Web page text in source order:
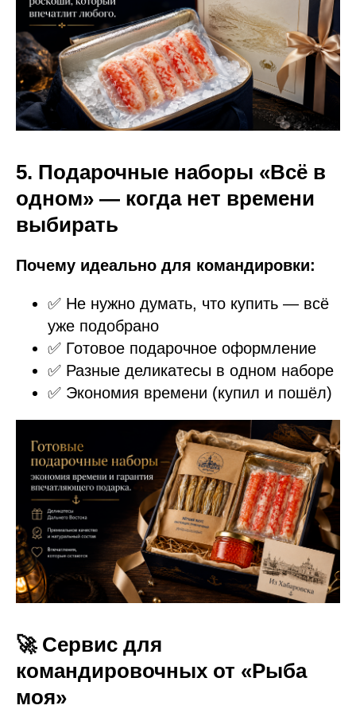
5. Подарочные наборы «Всё в
одном» — когда нет времени
выбирать
Почему идеально для командировки:
✅ Не нужно думать, что купить — всё
уже подобрано
✅ Готовое подарочное оформление
✅ Разные деликатесы в одном наборе
✅ Экономия времени (купил и пошёл)
🚀 Сервис для
командировочных от «Рыба
моя»